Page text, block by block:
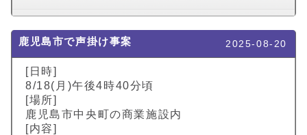
鹿児島市で声掛け事案 2025-08-20
[日時]
8/18(月)午後4時40分頃
[場所]
鹿児島市中央町の商業施設内
[内容]